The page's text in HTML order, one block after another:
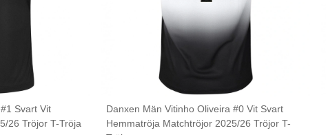
Svart Vit
26 Tröjor T-Tröja
Danxen Män Vitinho Oliveira #0 Vit Svart
Hemmatröja Matchtröjor 2025/26 Tröjor T-